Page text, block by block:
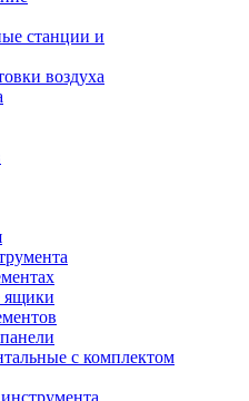
станции и
воздуха
ящики
с комплектом